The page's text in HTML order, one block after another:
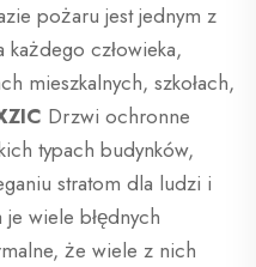
pożaru jest jednym z
każdego człowieka,
mieszkalnych, szkołach,
Drzwi ochronne
typach budynków,
stratom dla ludzi i
wiele błędnych
że wiele z nich